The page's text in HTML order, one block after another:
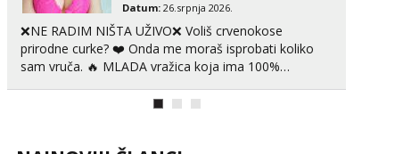
Vanesa
Čekam tvoj poziv!
Tel:064/677-677- Kod: #74
tel:0,93€ - mob:1,12€ min
064/677-677
Datum: 26.srpnja 2026.
❌NE RADIM NIŠTA UŽIVO❌ Voliš crvenokose
prirodne curke? ❤️ Onda me moraš isprobati koliko
sam vruča.‎ ️‍🔥 MLADA vražica koja ima 100%